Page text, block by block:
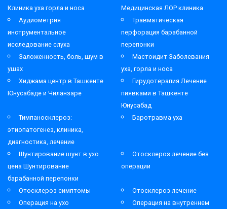
Клиника уха горла и носа
Медицинская ЛОР клиника
Аудиометрия
инструментальное
исследование слуха
Травматическая
перфорация барабанной
перепонки
Заложенность, боль, шум в
ушах
Мастоидит Заболевания
уха, горла и носа
Хиджама центр в Ташкенте
Юнусабаде и Чиланзаре
Гирудотерапия Лечение
пиявками в Ташкенте
Юнусабад
Тимпаносклероз:
этиопатогенез, клиника,
диагностика, лечение
Баротравма уха
Шунтирование шунт в ухо
цена Шунтирование
барабанной перепонки
Отосклероз лечение без
операции
Отосклероз симптомы
Отосклероз лечение
Операция на ухо
Операция на внутреннем